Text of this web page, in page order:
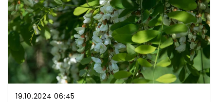
19.10.2024 06:45